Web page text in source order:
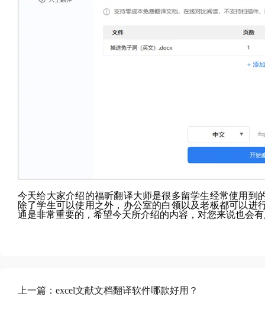
今天给大家介绍的福昕翻译大师是很多留学生经常使用
除了学生可以使用之外，办公室的白领以及老板都可以
通是非常重要的，希望今天所介绍的内容，对您来说也会
上一篇： excel文献文档翻译软件哪款好用？